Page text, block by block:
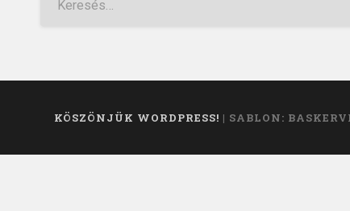
KÖSZÖNJÜK WORDPRESS! | SABLON: